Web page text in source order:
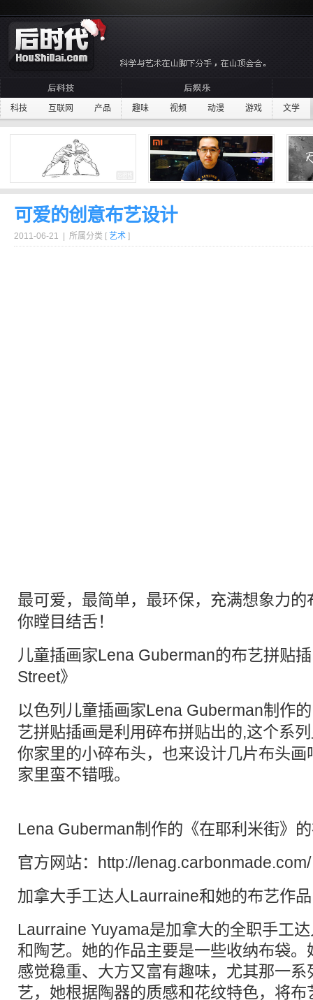
科技 互联网 产品 趣味 视频 动漫 游戏 文学
可爱的创意布艺设计
2011-06-21 | 所属分类 [ 艺术 ]
最可爱，最简单，最环保，充满想象力的
你瞠目结舌！
儿童插画家Lena Guberman的布艺拼贴
Street》
以色列儿童插画家Lena Guberman制作
艺拼贴插画是利用碎布拼贴出的,这个系
你家里的小碎布头，也来设计几片布头
家里蛮不错哦。
Lena Guberman制作的《在耶利米街》
官方网站：
http://lenag.carbonmade.com/
加拿大手工达人Laurraine和她的布艺作品
Laurraine Yuyama是加拿大的全职手工
和陶艺。她的作品主要是一些收纳布袋
感觉稳重、大方又富有趣味，尤其那一系
艺，她根据陶器的质感和花纹特色，将